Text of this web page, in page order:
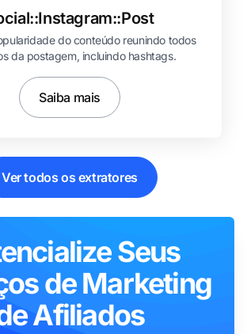
Instagram::Post
do conteúdo reunindo todos
da postagem, incluindo hashtags.
Saiba mais
Ver todos os extratores
Seus
de Marketing
Afiliados